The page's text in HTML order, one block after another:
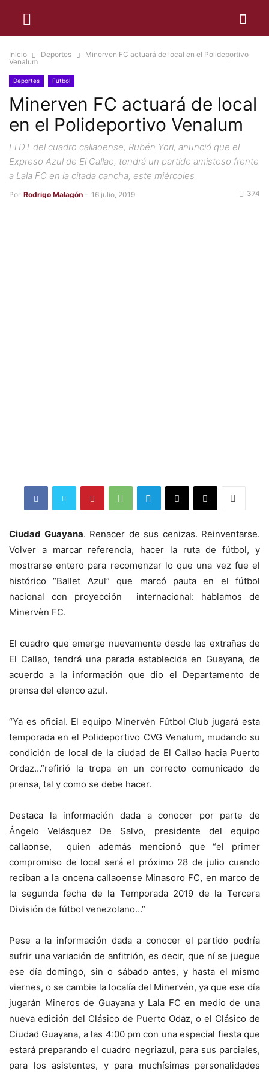
Inicio Deportes
Minerven FC actuará de local en el Polideportivo
Venalum
Deportes Fútbol
Minerven FC actuará de local
en el Polideportivo Venalum
El DT del cuadro callaoense, Rubén Yori, anunció que el
Expreso Azul de El Callao, tendrá un partido amistoso frente
a Lala FC en la citada cancha, este miércoles
Por Rodrigo Malagón - 16 julio, 2019 374
Ciudad Guayana. Renacer de sus cenizas. Reinventarse.
Volver a marcar referencia, hacer la ruta de fútbol, y
mostrarse entero para recomenzar lo que una vez fue el
histórico “Ballet Azul” que marcó pauta en el fútbol
nacional con proyección internacional: hablamos de
Minervèn FC.
El cuadro que emerge nuevamente desde las extrañas de
El Callao, tendrá una parada establecida en Guayana, de
acuerdo a la información que dio el Departamento de
prensa del elenco azul.
“Ya es oficial. El equipo Minervén Fútbol Club jugará esta
temporada en el Polideportivo CVG Venalum, mudando su
condición de local de la ciudad de El Callao hacia Puerto
Ordaz…”refirió la tropa en un correcto comunicado de
prensa, tal y como se debe hacer.
Destaca la información dada a conocer por parte de
Ángelo Velásquez De Salvo, presidente del equipo
callaonse, quien además mencionó que “el primer
compromiso de local será el próximo 28 de julio cuando
reciban a la oncena callaoense Minasoro FC, en marco de
la segunda fecha de la Temporada 2019 de la Tercera
División de fútbol venezolano…”
Pese a la información dada a conocer el partido podría
sufrir una variación de anfitrión, es decir, que ní se juegue
ese día domingo, sin o sábado antes, y hasta el mismo
viernes, o se cambie la localía del Minervén, ya que ese día
jugarán Mineros de Guayana y Lala FC en medio de una
nueva edición del Clásico de Puerto Odaz, o el Clásico de
Ciudad Guayana, a las 4:00 pm con una especial fiesta que
estará preparando el cuadro negriazul, para sus parciales,
para los asistentes, y para muchísimas personalidades